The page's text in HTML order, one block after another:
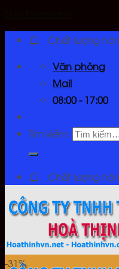
Chất lượng
Văn phòng
Mail
08:00 - 17:00
Tìm kiếm:
Chất lượng
-31%